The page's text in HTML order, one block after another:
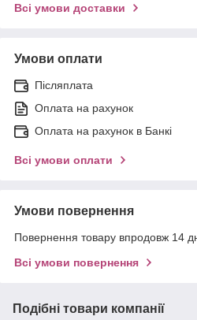
Всі умови доставки
Умови оплати
Післяплата
Оплата на рахунок
Оплата на рахунок в Банкі
Всі умови оплати
Умови повернення
Повернення товару впродовж 14
Всі умови повернення
Подібні товари компанії